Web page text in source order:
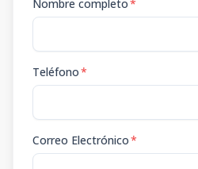
Nombre completo*
Teléfono*
Correo Electrónico*